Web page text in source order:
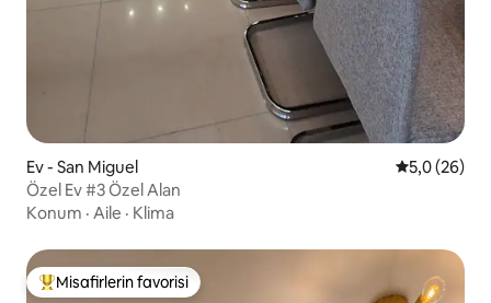
Ev - San Miguel 5 üzerinden
5,0 (26)
Özel Ev #3 Özel Alan
Konum · Aile · Klima
Misafirlerin favorilerinden en beğenilenler arasında
Misafirlerin favorisi